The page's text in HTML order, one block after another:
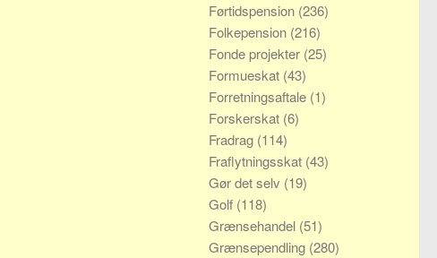
Førtidspension (236)
Folkepension (216)
Fonde projekter (25)
Formueskat (43)
Forretningsaftale (1)
Forskerskat (6)
Fradrag (114)
Fraflytningsskat (43)
Gør det selv (19)
Golf (118)
Grænsehandel (51)
Grænsependling (280)